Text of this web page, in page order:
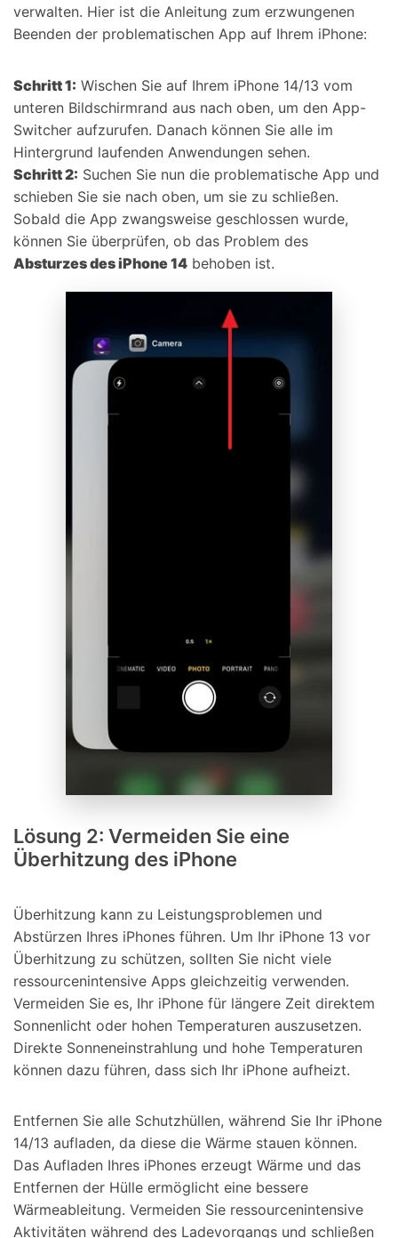
verwalten. Hier ist die Anleitung zum erzwungenen
Beenden der problematischen App auf Ihrem iPhone:
Schritt 1: Wischen Sie auf Ihrem iPhone 14/13 vom
unteren Bildschirmrand aus nach oben, um den App-
Switcher aufzurufen. Danach können Sie alle im
Hintergrund laufenden Anwendungen sehen.
Schritt 2: Suchen Sie nun die problematische App und
schieben Sie sie nach oben, um sie zu schließen.
Sobald die App zwangsweise geschlossen wurde,
können Sie überprüfen, ob das Problem des
Absturzes des iPhone 14 behoben ist.
Lösung 2: Vermeiden Sie eine
Überhitzung des iPhone
Überhitzung kann zu Leistungsproblemen und
Abstürzen Ihres iPhones führen. Um Ihr iPhone 13 vor
Überhitzung zu schützen, sollten Sie nicht viele
ressourcenintensive Apps gleichzeitig verwenden.
Vermeiden Sie es, Ihr iPhone für längere Zeit direktem
Sonnenlicht oder hohen Temperaturen auszusetzen.
Direkte Sonneneinstrahlung und hohe Temperaturen
können dazu führen, dass sich Ihr iPhone aufheizt.
Entfernen Sie alle Schutzhüllen, während Sie Ihr iPhone
14/13 aufladen, da diese die Wärme stauen können.
Das Aufladen Ihres iPhones erzeugt Wärme und das
Entfernen der Hülle ermöglicht eine bessere
Wärmeableitung. Vermeiden Sie ressourcenintensive
Aktivitäten während des Ladevorgangs und schließen